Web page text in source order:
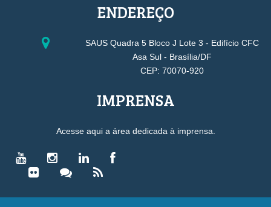
ENDEREÇO
SAUS Quadra 5 Bloco J Lote 3 - Edifício CFC
Asa Sul - Brasília/DF
CEP: 70070-920
IMPRENSA
Acesse aqui a área dedicada à imprensa.